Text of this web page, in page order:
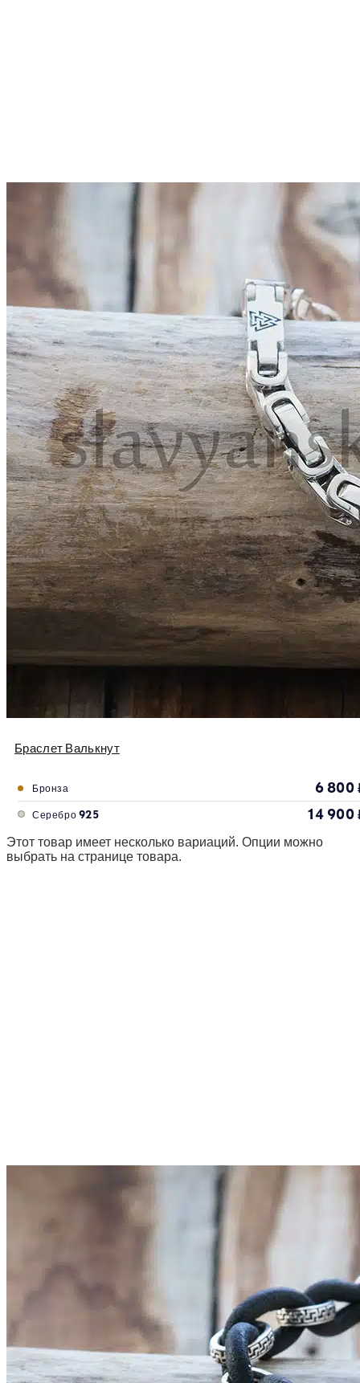
Браслет Валькнут
Бронза 6 800
Серебро 925 14 900
Этот товар имеет несколько вариаций. Опции можно
выбрать на странице товара.